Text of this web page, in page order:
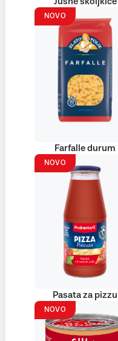
NOVO
Farfalle durum
NOVO
Pasata za pizzu
NOVO